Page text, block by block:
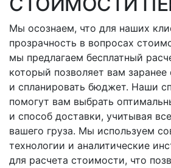
Мы осознаем, что для наших
прозрачность в вопросах
мы предлагаем бесплатный
который позволяет вам
и спланировать бюджет. Наши
помогут вам выбрать
и способ доставки, учитывая
вашего груза. Мы используем
технологии и аналитические
для расчета стоимости, что